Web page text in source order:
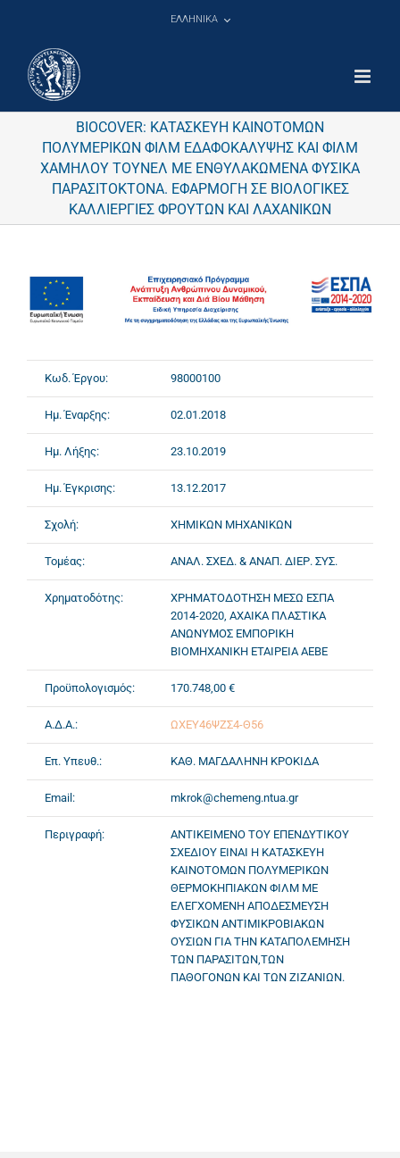
ΕΛΛΗΝΙΚΑ
BIOCOVER: ΚΑΤΑΣΚΕΥΗ ΚΑΙΝΟΤΟΜΩΝ
ΠΟΛΥΜΕΡΙΚΩΝ ΦΙΛΜ ΕΔΑΦΟΚΑΛΥΨΗΣ ΚΑΙ ΦΙΛΜ
ΧΑΜΗΛΟΥ ΤΟΥΝΕΛ ΜΕ ΕΝΘΥΛΑΚΩΜΕΝΑ ΦΥΣΙΚΑ
ΠΑΡΑΣΙΤΟΚΤΟΝΑ. ΕΦΑΡΜΟΓΗ ΣΕ ΒΙΟΛΟΓΙΚΕΣ
ΚΑΛΛΙΕΡΓΙΕΣ ΦΡΟΥΤΩΝ ΚΑΙ ΛΑΧΑΝΙΚΩΝ
Κωδ. Έργου: 98000100
Ημ. Έναρξης: 02.01.2018
Ημ. Λήξης: 23.10.2019
Ημ. Έγκρισης: 13.12.2017
Σχολή: ΧΗΜΙΚΩΝ ΜΗΧΑΝΙΚΩΝ
Τομέας: ΑΝΑΛ. ΣΧΕΔ. & ΑΝΑΠ. ΔΙΕΡ. ΣΥΣ.
Χρηματοδότης:
ΧΡΗΜΑΤΟΔΟΤΗΣΗ ΜΕΣΩ ΕΣΠΑ
2014-2020, ΑΧΑΙΚΑ ΠΛΑΣΤΙΚΑ
ΑΝΩΝΥΜΟΣ ΕΜΠΟΡΙΚΗ
ΒΙΟΜΗΧΑΝΙΚΗ ΕΤΑΙΡΕΙΑ ΑΕΒΕ
Προϋπολογισμός: 170.748,00 €
Α.Δ.Α.: ΩΧΕΥ46ΨΖΣ4-Θ56
Επ. Υπευθ.: ΚΑΘ. ΜΑΓΔΑΛΗΝΗ ΚΡΟΚΙΔΑ
Email: mkrok@chemeng.ntua.gr
Περιγραφή:
ΑΝΤΙΚΕΙΜΕΝΟ ΤΟΥ ΕΠΕΝΔΥΤΙΚΟΥ
ΣΧΕΔΙΟΥ ΕΙΝΑΙ Η ΚΑΤΑΣΚΕΥΗ
ΚΑΙΝΟΤΟΜΩΝ ΠΟΛΥΜΕΡΙΚΩΝ
ΘΕΡΜΟΚΗΠΙΑΚΩΝ ΦΙΛΜ ΜΕ
ΕΛΕΓΧΟΜΕΝΗ ΑΠΟΔΕΣΜΕΥΣΗ
ΦΥΣΙΚΩΝ ΑΝΤΙΜΙΚΡΟΒΙΑΚΩΝ
ΟΥΣΙΩΝ ΓΙΑ ΤΗΝ ΚΑΤΑΠΟΛΕΜΗΣΗ
ΤΩΝ ΠΑΡΑΣΙΤΩΝ,ΤΩΝ
ΠΑΘΟΓΟΝΩΝ ΚΑΙ ΤΩΝ ΖΙΖΑΝΙΩΝ.